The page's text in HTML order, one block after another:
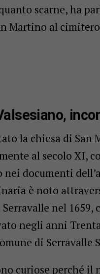
scarne, ha
Martino al
la chiesa di
al secolo XI,
nei documenti
è noto
nel 1659,
negli anni
di Serravalle
curiose perché il